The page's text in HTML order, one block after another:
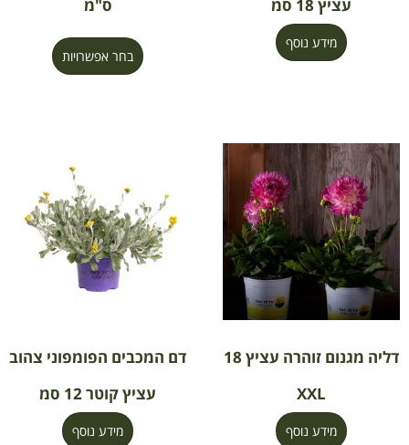
עציץ 18 סמ
מידע נוסף
ס"מ
בחר אפשרויות
דליה מגנום זוהרה עציץ 18
XXL
מידע נוסף
דם המכבים הפומפוני צהוב
עציץ קוטר 12 סמ
מידע נוסף